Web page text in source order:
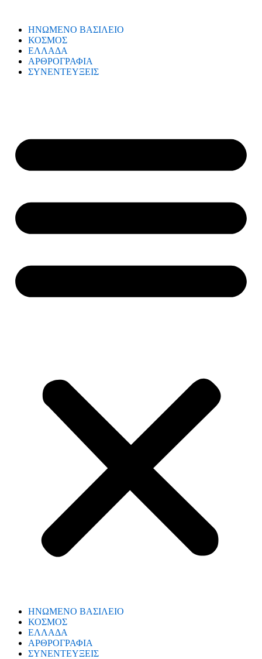
ΗΝΩΜΕΝΟ ΒΑΣΙΛΕΙΟ
ΚΟΣΜΟΣ
ΕΛΛΑΔΑ
ΑΡΘΡΟΓΡΑΦΙΑ
ΣΥΝΕΝΤΕΥΞΕΙΣ
ΗΝΩΜΕΝΟ ΒΑΣΙΛΕΙΟ
ΚΟΣΜΟΣ
ΕΛΛΑΔΑ
ΑΡΘΡΟΓΡΑΦΙΑ
ΣΥΝΕΝΤΕΥΞΕΙΣ